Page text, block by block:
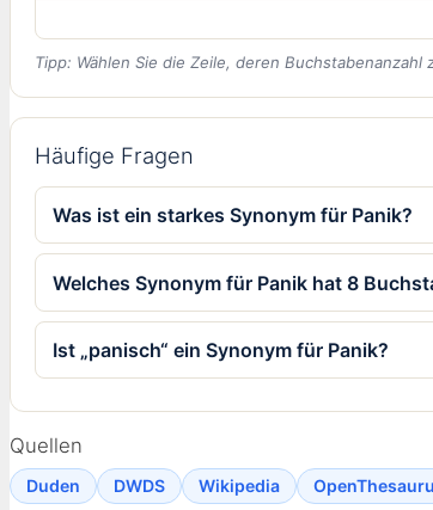
Tipp: Wählen Sie die Zeile, deren Buchstabenanzahl
Häufige Fragen
Was ist ein starkes Synonym für Panik?
Welches Synonym für Panik hat 8
Ist „panisch“ ein Synonym für Panik?
Quellen
Duden DWDS Wikipedia